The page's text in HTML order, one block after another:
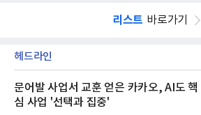
리스트 바로가기
헤드라인
문어발 사업서 교훈 얻은 카카오, AI도 핵
심 사업 '선택과 집중'